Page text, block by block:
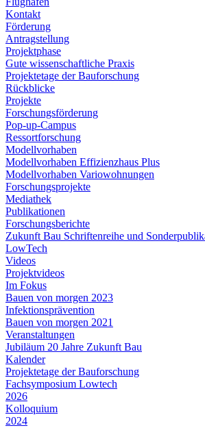
Kontakt
Förderung
Antragstellung
Projektphase
Gute wissenschaftliche Praxis
Projektetage der Bauforschung
Rückblicke
Projekte
Forschungsförderung
Pop-up-Campus
Ressortforschung
Modellvorhaben
Modellvorhaben Effizienzhaus Plus
Modellvorhaben Variowohnungen
Forschungsprojekte
Mediathek
Publikationen
Forschungsberichte
Zukunft Bau Schriftenreihe und
LowTech
Videos
Projektvideos
Im Fokus
Bauen von morgen 2023
Infektionsprävention
Bauen von morgen 2021
Veranstaltungen
Jubiläum 20 Jahre Zukunft Bau
Kalender
Projektetage der Bauforschung
Fachsymposium Lowtech
2026
Kolloquium
2024